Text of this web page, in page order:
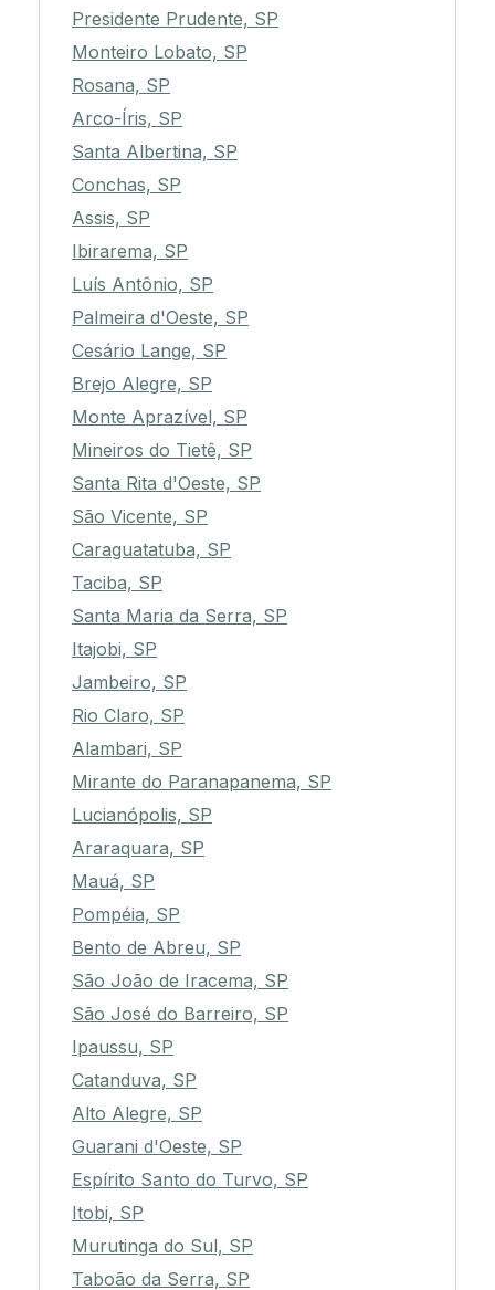
Presidente Prudente, SP
Monteiro Lobato, SP
Rosana, SP
Arco-Íris, SP
Santa Albertina, SP
Conchas, SP
Assis, SP
Ibirarema, SP
Luís Antônio, SP
Palmeira d'Oeste, SP
Cesário Lange, SP
Brejo Alegre, SP
Monte Aprazível, SP
Mineiros do Tietê, SP
Santa Rita d'Oeste, SP
São Vicente, SP
Caraguatatuba, SP
Taciba, SP
Santa Maria da Serra, SP
Itajobi, SP
Jambeiro, SP
Rio Claro, SP
Alambari, SP
Mirante do Paranapanema, SP
Lucianópolis, SP
Araraquara, SP
Mauá, SP
Pompéia, SP
Bento de Abreu, SP
São João de Iracema, SP
São José do Barreiro, SP
Ipaussu, SP
Catanduva, SP
Alto Alegre, SP
Guarani d'Oeste, SP
Espírito Santo do Turvo, SP
Itobi, SP
Murutinga do Sul, SP
Taboão da Serra, SP